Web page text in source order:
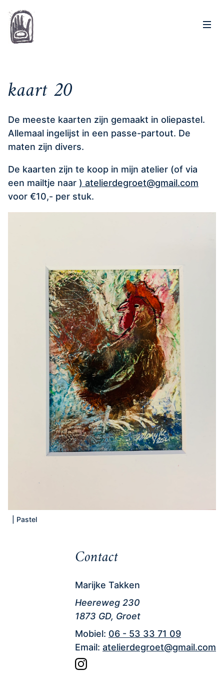
Het atelier
Cursus olieverf
Schilderijen
Oliepastel
Muurschilderingen
Contact
kaart 20
De meeste kaarten zijn gemaakt in oliepastel.
Allemaal ingelijst in een passe-partout. De
maten zijn divers.
De kaarten zijn te koop in mijn atelier (of via
een mailtje naar ) atelierdegroet@gmail.com
voor €10,- per stuk.
Pastel
Contact
Marijke Takken
Heereweg 230
1873 GD, Groet
Mobiel: 06 - 53 33 71 09
Email: atelierdegroet@gmail.com